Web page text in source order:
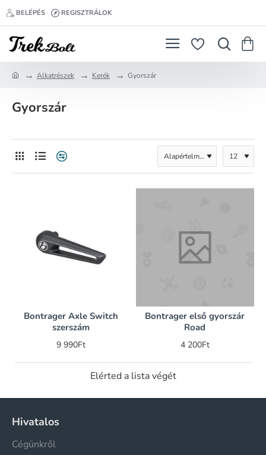
BELÉPÉS REGISZTRÁLOK
m
Alkatrészek Kerék Gyorszár
Gyorszár
Bontrager Axle Switch
szerszám
9 990Ft
Bontrager első gyorszár
Road
4 200Ft
Elérted a lista végét
Hivatalos
Cégünkről